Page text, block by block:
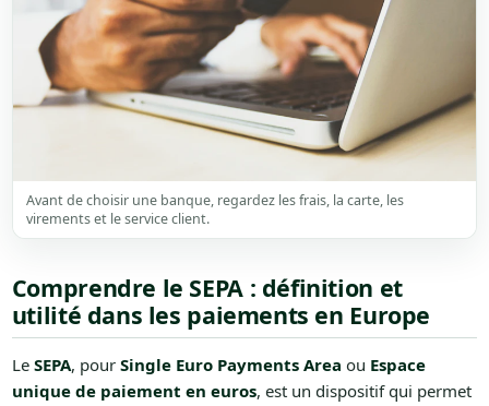
Avant de choisir une banque, regardez les frais, la carte, les
virements et le service client.
Comprendre le SEPA : définition et
utilité dans les paiements en Europe
Le SEPA, pour Single Euro Payments Area ou Espace
unique de paiement en euros, est un dispositif qui permet